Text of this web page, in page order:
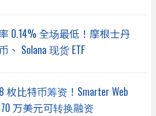
0.14% 全场最低！摩根士丹
Solana 现货 ETF
枚比特币筹资！Smarter Web
万美元可转换融资